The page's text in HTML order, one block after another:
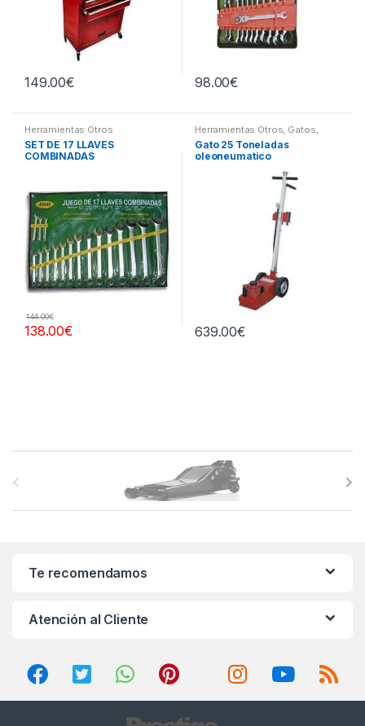
149.00€ 98.00€
Herramientas Otros
SET DE 17 LLAVES
COMBINADAS
138.00€
144.00€
Herramientas Otros, Gatos,
Soportes y Hidraulica
Gato 25 Toneladas
oleoneumatico
639.00€
Te recomendamos
Atención al Cliente